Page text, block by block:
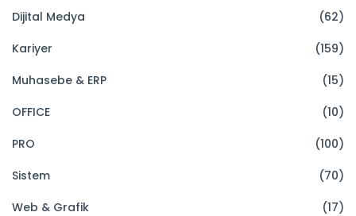
Dijital Medya
(62)
Kariyer
(159)
Muhasebe & ERP
(15)
OFFICE
(10)
PRO
(100)
Sistem
(70)
Web & Grafik
(17)